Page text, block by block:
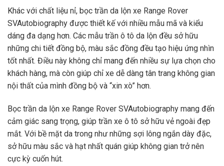
Khác với chất liệu nỉ, bọc trần da lộn xe Range Rover
SVAutobiography được thiết kế với nhiều mẫu mã và kiểu
dáng đa dạng hơn. Các mẫu trần ô tô da lộn đều sở hữu
những chi tiết đồng bộ, màu sắc đồng đều tạo hiệu ứng nhìn
tốt nhất. Điều này không chỉ mang đến nhiều sự lựa chọn cho
khách hàng, mà còn giúp chỉ xe dễ dàng tân trang không gian
nội thất của mình đồng bộ và “xin xò” hơn.
Bọc trần da lộn xe Range Rover SVAutobiography mang đến
cảm giác sang trọng, giúp trần xe ô tô sở hữu vẻ ngoài đẹp
mắt. Với bề mặt da trong như những sợi lông ngắn dày đặc,
sở hữu màu sắc và hạt nhất quán giúp không gian trở nên
cực kỳ cuốn hút.